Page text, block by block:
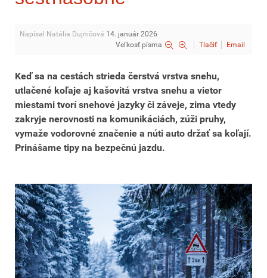
Napísal Natália Dujničová 14. január 2026
Veľkosť písma
Tlačiť Email
Keď sa na cestách strieda čerstvá vrstva snehu,
utlačené koľaje aj kašovitá vrstva snehu a vietor
miestami tvorí snehové jazyky či záveje, zima vtedy
zakryje nerovnosti na komunikáciách, zúži pruhy,
vymaže vodorovné značenie a núti auto držať sa koľají.
Prinášame tipy na bezpečnú jazdu.